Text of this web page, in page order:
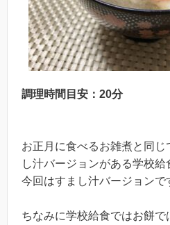
調理時間目安：20分
お正月に食べるお雑煮と同じ
し汁バージョンがある学校給
今回はすまし汁バージョンで
ちなみに学校給食ではお餅で